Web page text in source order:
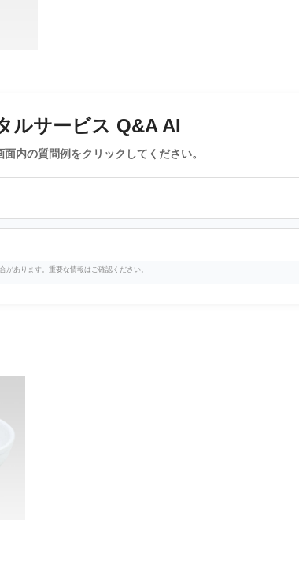
ルサービス Q&A AI
内の質問例をクリックしてください。
があります。重要な情報はご確認ください。